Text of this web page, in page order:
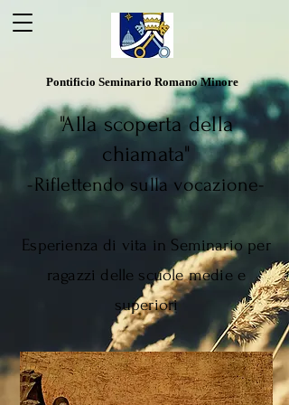
Pontificio Seminario Romano Minore
"Alla scoperta della
chiamata"
-Riflettendo sulla vocazione-
Esperienza di vita in Seminario per
ragazzi delle scuole medie e
superiori